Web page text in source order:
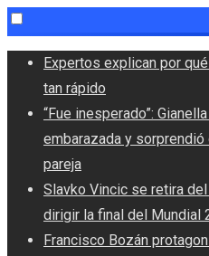
Skip
content
Expertos explican por
tan rápido
“Fue inesperado”:
embarazada y
pareja
Slavko Vincic se retira
dirigir la final del Mundial
Francisco Bozán